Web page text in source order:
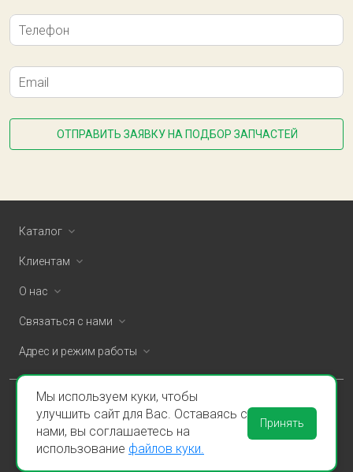
Телефон
Email
ОТПРАВИТЬ ЗАЯВКУ НА ПОДБОР ЗАПЧАСТЕЙ
Каталог
Клиентам
О нас
Связаться с нами
Адрес и режим работы
ООО «Спаклин» © 2026
Политика конфиденциальности и оферта
Пользовательское соглашение
Мы используем куки, чтобы
улучшить сайт для Вас. Оставаясь с
нами, вы соглашаетесь на
использование файлов куки.
Принять